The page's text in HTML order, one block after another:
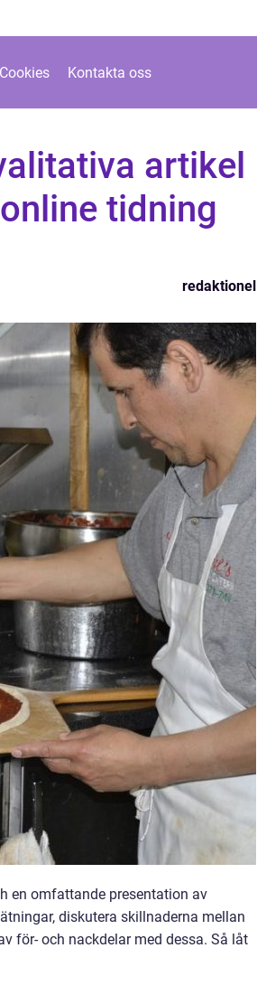
Cookies Kontakta oss
artikel
tidning
redaktionel
en omfattande presentation av
diskutera skillnaderna mellan
för- och nackdelar med dessa. Så låt